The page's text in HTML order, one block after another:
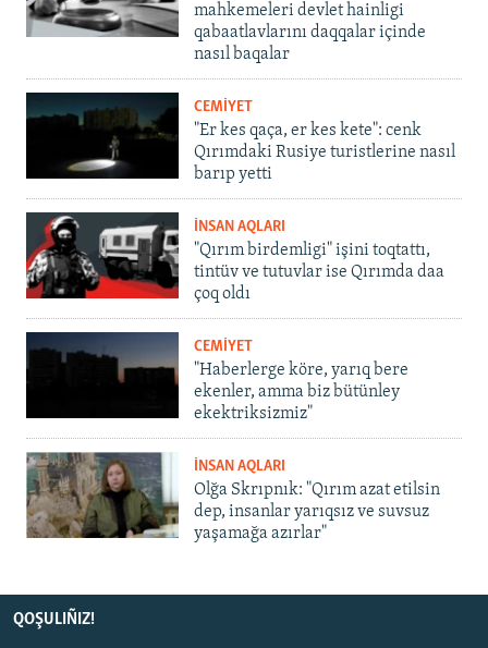
mahkemeleri devlet hainligi
qabaatlavlarını daqqalar içinde
nasıl baqalar
CEMİYET
"Er kes qaça, er kes kete": cenk
Qırımdaki Rusiye turistlerine nasıl
barıp yetti
İNSAN AQLARI
"Qırım birdemligi" işini toqtattı,
tintüv ve tutuvlar ise Qırımda daa
çoq oldı
CEMİYET
"Haberlerge köre, yarıq bere
ekenler, amma biz bütünley
ekektriksizmiz"
İNSAN AQLARI
Olğa Skrıpnık: "Qırım azat etilsin
dep, insanlar yarıqsız ve suvsuz
yaşamağa azırlar"
QOŞULIÑIZ!